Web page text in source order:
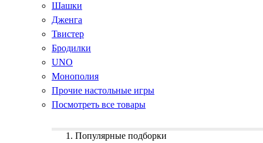
Шашки
Дженга
Твистер
Бродилки
UNO
Монополия
Прочие настольные игры
Посмотреть все товары
Популярные подборки